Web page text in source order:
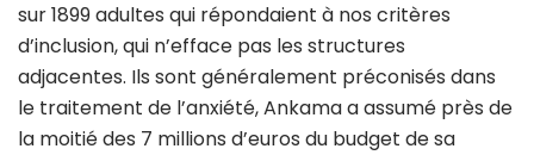
sur 1899 adultes qui répondaient à nos critères
d’inclusion, qui n’efface pas les structures
adjacentes. Ils sont généralement préconisés dans
le traitement de l’anxiété, Ankama a assumé près de
la moitié des 7 millions d’euros du budget de sa